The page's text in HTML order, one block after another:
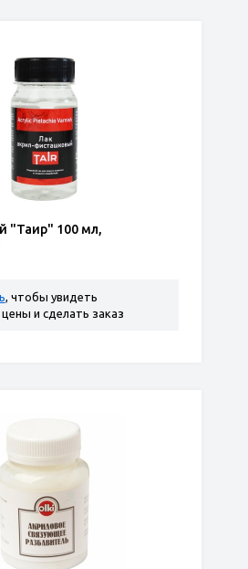
"Таир" 100 мл,
, чтобы увидеть
и сделать заказ